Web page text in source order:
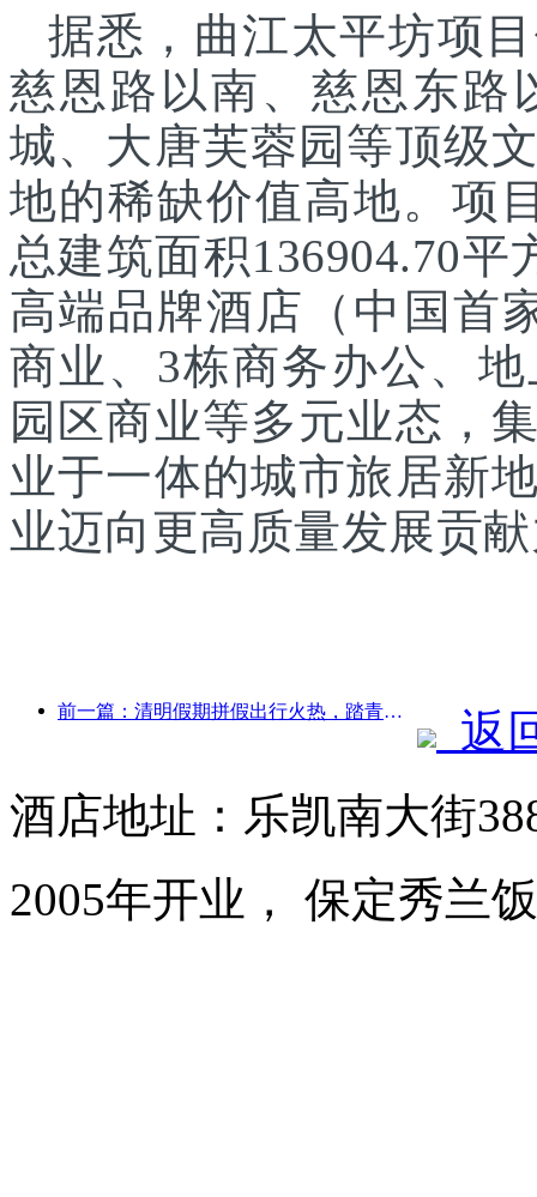
据悉，曲江太平坊项
慈恩路以南、慈恩东路
城、大唐芙蓉园等顶级
地的稀缺价值高地。项
总建筑面积136904.70
高端品牌酒店（中国首
商业、3栋商务办公、
园区商业等多元业态，
业于一体的城市旅居新
业迈向更高质量发展贡
前一篇：清明假期拼假出行火热，踏青赏花带动多城客流增长
返
酒店地址：乐凯南大街
2005年开业， 保定秀